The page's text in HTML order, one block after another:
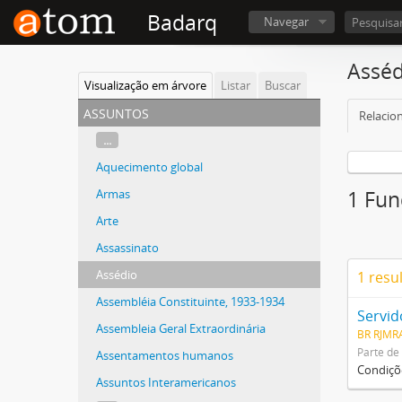
Badarq Navegar
Visualização em árvore Listar Buscar
assuntos
...
Aquecimento global
Armas
Arte
Assassinato
Assédio
Assembléia Constituinte, 1933-1934
Assembleia Geral Extraordinária
Assentamentos humanos
Assuntos Interamericanos
1
1
BR
Parte de